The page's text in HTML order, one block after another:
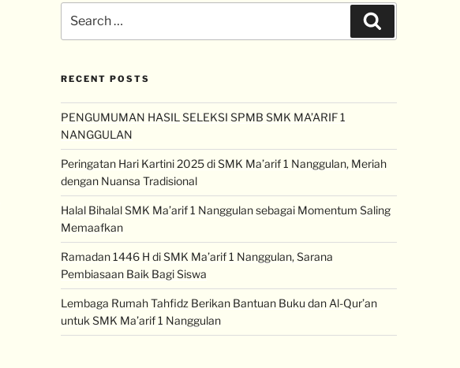
RECENT POSTS
PENGUMUMAN HASIL SELEKSI SPMB SMK MA’ARIF 1
NANGGULAN
Peringatan Hari Kartini 2025 di SMK Ma’arif 1 Nanggulan, Meriah
dengan Nuansa Tradisional
Halal Bihalal SMK Ma’arif 1 Nanggulan sebagai Momentum Saling
Memaafkan
Ramadan 1446 H di SMK Ma’arif 1 Nanggulan, Sarana
Pembiasaan Baik Bagi Siswa
Lembaga Rumah Tahfidz Berikan Bantuan Buku dan Al-Qur’an
untuk SMK Ma’arif 1 Nanggulan